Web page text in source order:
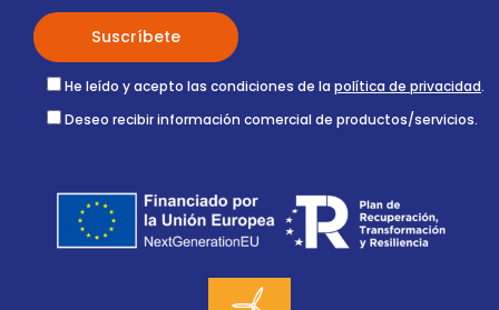
He leído y acepto las condiciones de la política de privacidad.
Deseo recibir información comercial de productos/servicios.